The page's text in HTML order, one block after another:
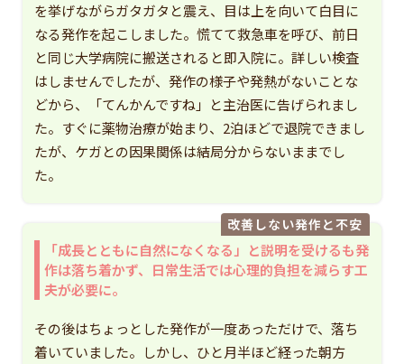
を挙げながらガタガタと震え、目は上を向いて白目に
なる発作を起こしました。慌てて救急車を呼び、前日
と同じ大学病院に搬送されると即入院に。詳しい検査
はしませんでしたが、発作の様子や発熱がないことな
どから、「てんかんですね」と主治医に告げられまし
た。すぐに薬物治療が始まり、2泊ほどで退院できまし
たが、ケガとの因果関係は結局分からないままでし
た。
改善しない発作と不安
「成長とともに自然になくなる」と説明を受けるも発
作は落ち着かず、日常生活では心理的負担を減らす工
夫が必要に。
その後はちょっとした発作が一度あっただけで、落ち
着いていました。しかし、ひと月半ほど経った朝方